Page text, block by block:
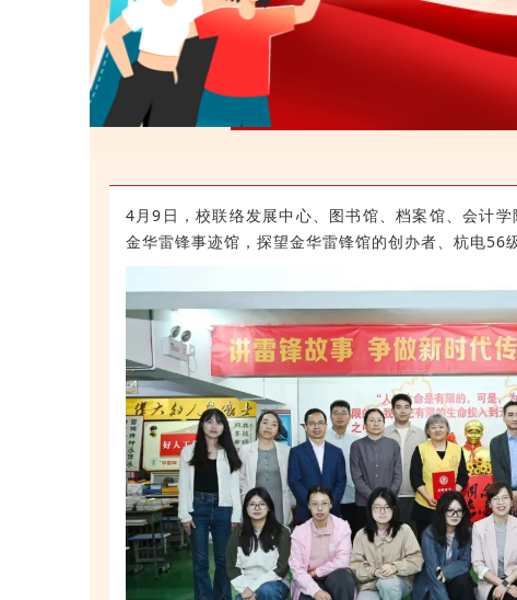
4月9日，校联络发展中心、图书馆、档案馆、会计
金华雷锋事迹馆，探望金华雷锋馆的创办者、杭电56